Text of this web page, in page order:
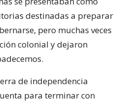
destinadas a preparar
pero muchas veces
colonial y dejaron
de independencia
para terminar con